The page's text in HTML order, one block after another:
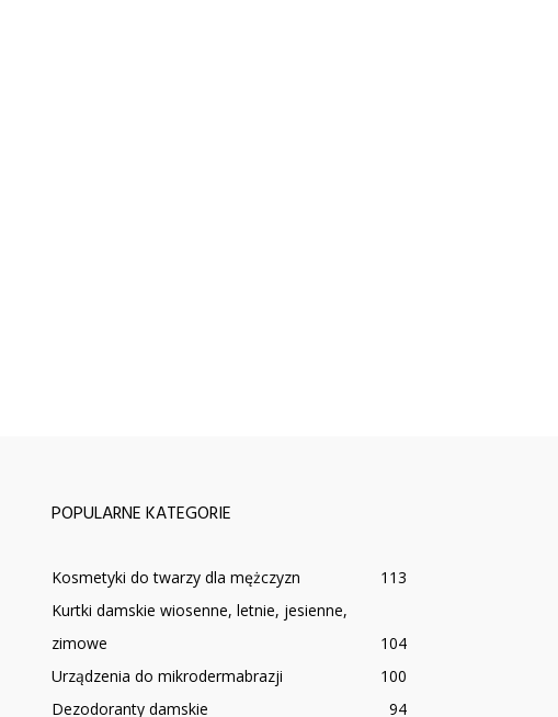
POPULARNE KATEGORIE
Kosmetyki do twarzy dla mężczyzn
113
Kurtki damskie wiosenne, letnie, jesienne,
zimowe
104
Urządzenia do mikrodermabrazji
100
Dezodoranty damskie
94